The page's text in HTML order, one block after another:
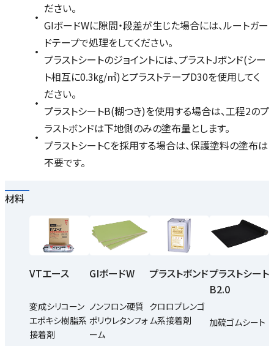
ださい。
GIボードWに隙間・段差が生じた場合には、ルートガー
ドテープで処理をしてください。
プラストシートのジョイントには、プラストJボンド(シー
ト相互に0.3㎏/㎡)とプラストテープD30を使用してく
ださい。
プラストシートB(糊つき)を使用する場合は、工程2のプ
ラストボンドは下地側のみの塗布量とします。
プラストシートCを採用する場合は、保護塗料の塗布は
不要です。
材料
VTエース
変成シリコーン
エポキシ樹脂系
接着剤
GIボードW
ノンフロン硬質
ポリウレタンフォ
ーム
プラストボンド
クロロプレンゴ
ム系接着剤
プラストシート
B2.0
加硫ゴムシート